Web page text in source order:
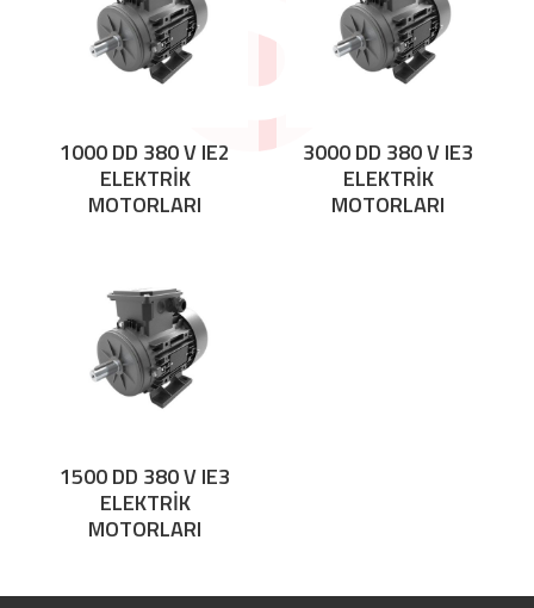
1000 DD 380 V IE2
ELEKTRİK
MOTORLARI
3000 DD 380 V IE3
ELEKTRİK
MOTORLARI
1500 DD 380 V IE3
ELEKTRİK
MOTORLARI